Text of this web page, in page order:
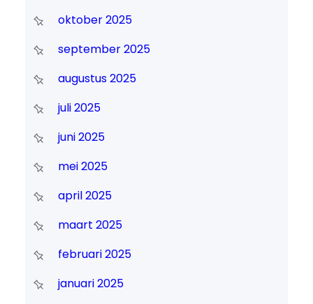
oktober 2025
september 2025
augustus 2025
juli 2025
juni 2025
mei 2025
april 2025
maart 2025
februari 2025
januari 2025